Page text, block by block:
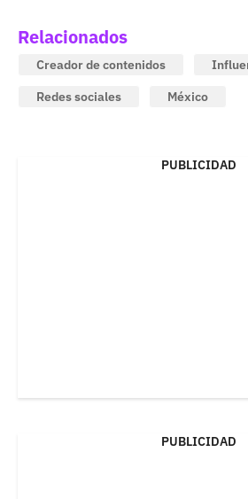
Relacionados
Creador de contenidos
Redes sociales
México
PUBLICIDAD
PUBLICIDAD